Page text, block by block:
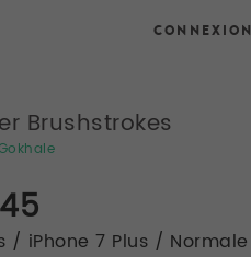
CONNEXION
Brushstrokes
/ iPhone 7 Plus / Normale